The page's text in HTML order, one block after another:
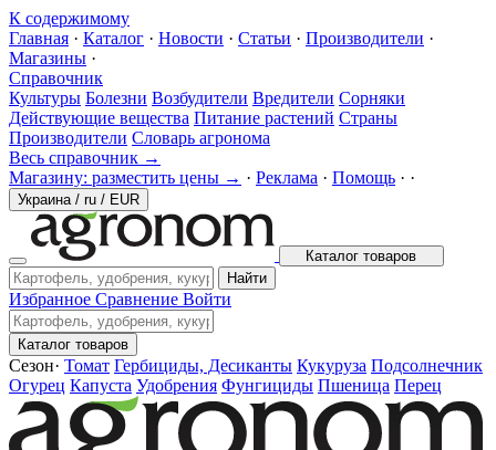
К содержимому
Главная · Каталог · Новости · Статьи · Производители ·
Магазины ·
Справочник
Культуры Болезни Возбудители Вредители Сорняки
Действующие вещества Питание растений Страны
Производители Словарь агронома
Весь справочник →
Магазину: разместить цены → · Реклама · Помощь · ·
Украина / ru / EUR
Каталог товаров
Найти
Избранное Сравнение Войти
Каталог товаров
Сезон· Томат Гербициды, Десиканты Кукуруза Подсолнечник
Огурец Капуста Удобрения Фунгициды Пшеница Перец